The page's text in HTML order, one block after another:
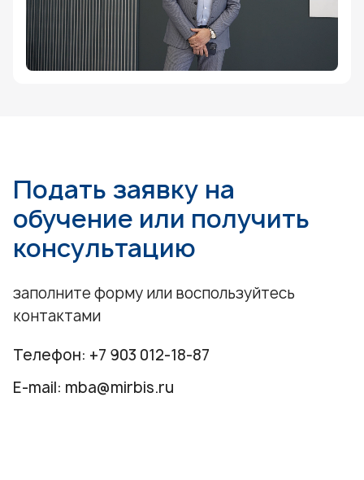
Подать заявку на
обучение или получить
консультацию
заполните форму или воспользуйтесь
контактами
Телефон: +7 903 012-18-87
E-mail: mba@mirbis.ru